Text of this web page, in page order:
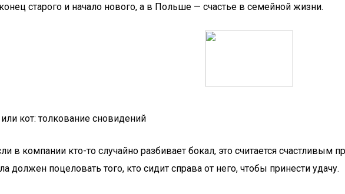
старого и начало нового, а в Польше — счастье в семейной жизни.
кот: толкование сновидений
в компании кто-то случайно разбивает бокал, это считается
должен поцеловать того, кто сидит справа от него, чтобы принести удачу.